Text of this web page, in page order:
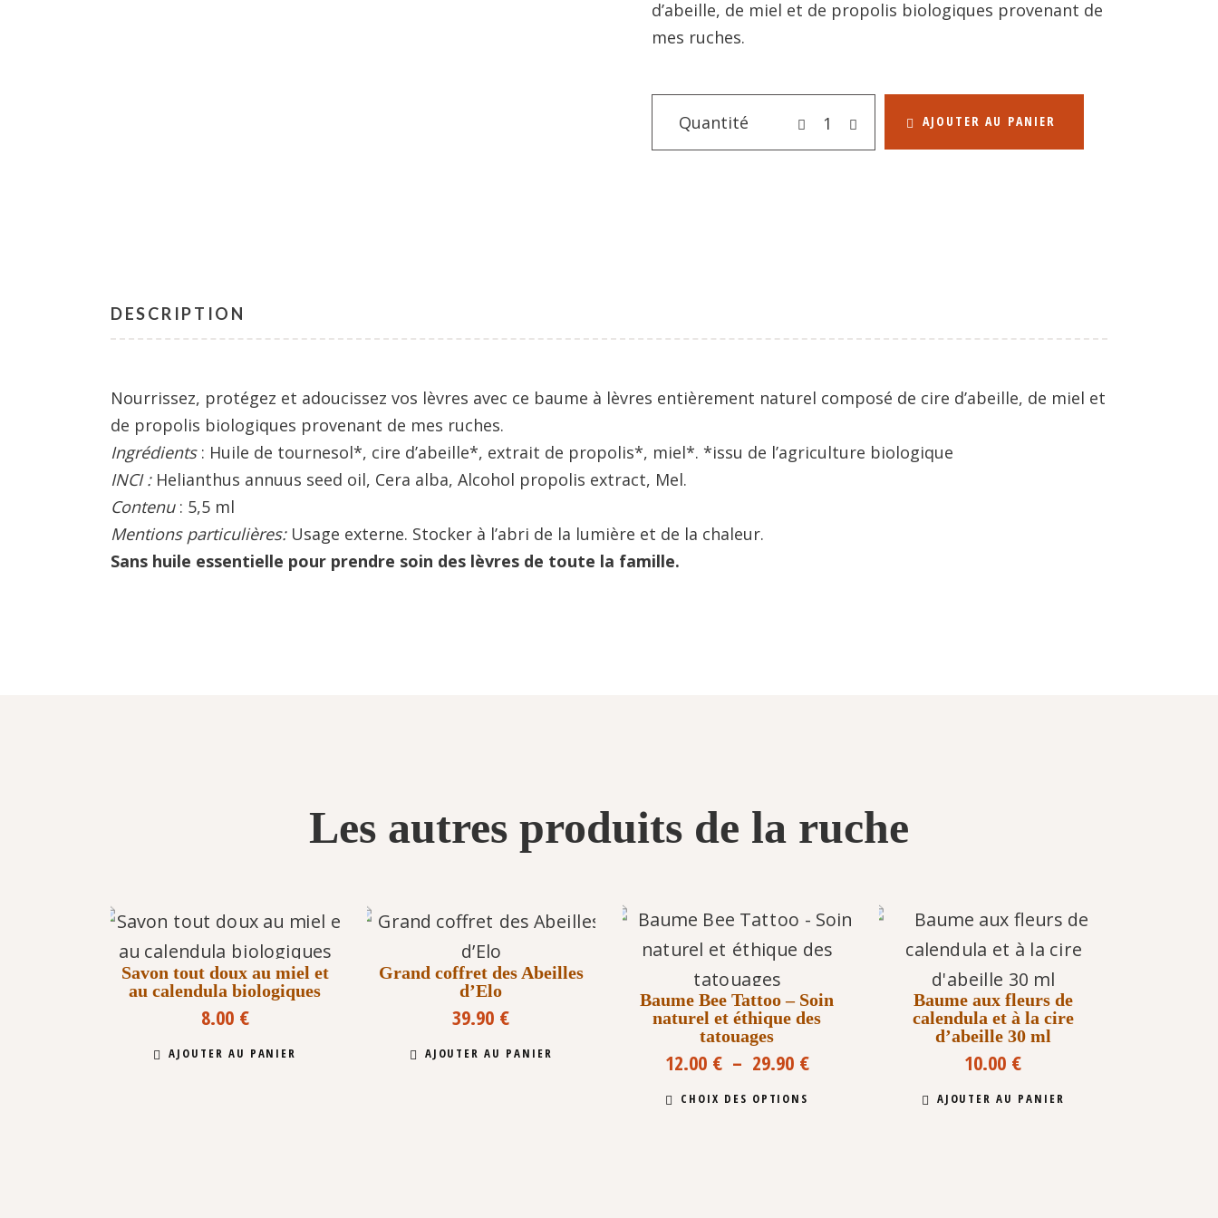
d’abeille, de miel et de propolis biologiques provenant de
mes ruches.
Quantité AJOUTER AU PANIER
DESCRIPTION
Nourrissez, protégez et adoucissez vos lèvres avec ce baume à lèvres entièrement naturel composé de cire d’abeille, de miel et
de propolis biologiques provenant de mes ruches.
Ingrédients: Huile de tournesol*, cire d’abeille*, extrait de propolis*, miel*. *issu de l’agriculture biologique
INCI : Helianthus annuus seed oil, Cera alba, Alcohol propolis extract, Mel.
Contenu: 5,5 ml
Mentions particulières: Usage externe. Stocker à l’abri de la lumière et de la chaleur.
Sans huile essentielle pour prendre soin des lèvres de toute la famille.
Les autres produits de la ruche
Savon tout doux au miel et
au calendula biologiques
8.00 €
AJOUTER AU PANIER
Grand coffret des Abeilles
d’Elo
39.90 €
AJOUTER AU PANIER
Baume Bee Tattoo – Soin
naturel et éthique des
tatouages
12.00 € – 29.90 €Plage
de
CHOIX DES OPTIONS
Baume aux fleurs de
calendula et à la cire
d’abeille 30 ml
10.00 €
AJOUTER AU PANIER